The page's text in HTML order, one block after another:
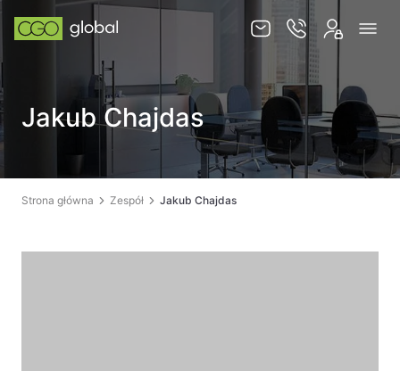
Jurysdykcje
Baza wiedzy
Zespół
Jakub Chajdas
Strona główna Zespół Jakub Chajdas